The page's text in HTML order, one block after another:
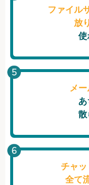
ファイル
放
使
メー
散
チャッ
全て